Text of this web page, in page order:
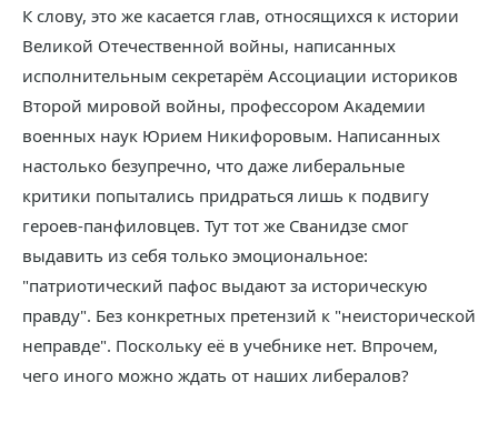
К слову, это же касается глав, относящихся к истории
Великой Отечественной войны, написанных
исполнительным секретарём Ассоциации историков
Второй мировой войны, профессором Академии
военных наук Юрием Никифоровым. Написанных
настолько безупречно, что даже либеральные
критики попытались придраться лишь к подвигу
героев-панфиловцев. Тут тот же Сванидзе смог
выдавить из себя только эмоциональное:
"патриотический пафос выдают за историческую
правду". Без конкретных претензий к "неисторической
неправде". Поскольку её в учебнике нет. Впрочем,
чего иного можно ждать от наших либералов?